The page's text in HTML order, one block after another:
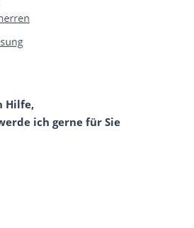
Hilfe,
ich gerne für Sie